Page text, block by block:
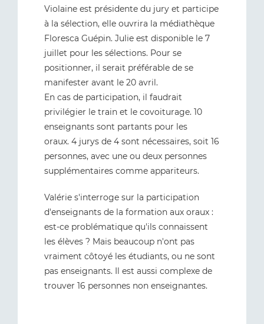
Violaine est présidente du jury et participe
à la sélection, elle ouvrira la médiathèque
Floresca Guépin. Julie est disponible le 7
juillet pour les sélections. Pour se
positionner, il serait préférable de se
manifester avant le 20 avril.
En cas de participation, il faudrait
privilégier le train et le covoiturage. 10
enseignants sont partants pour les
oraux. 4 jurys de 4 sont nécessaires, soit 16
personnes, avec une ou deux personnes
supplémentaires comme appariteurs.
Valérie s'interroge sur la participation
d'enseignants de la formation aux oraux :
est-ce problématique qu'ils connaissent
les élèves ? Mais beaucoup n'ont pas
vraiment côtoyé les étudiants, ou ne sont
pas enseignants. Il est aussi complexe de
trouver 16 personnes non enseignantes.